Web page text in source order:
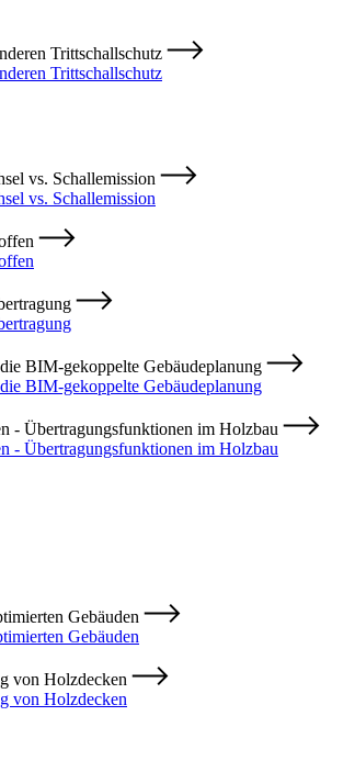
Trittschallschutz
Trittschallschutz
vs. Schallemission
vs. Schallemission
BIM-gekoppelte Gebäudeplanung
BIM-gekoppelte Gebäudeplanung
- Übertragungsfunktionen im Holzbau
- Übertragungsfunktionen im Holzbau
Gebäuden
Gebäuden
von Holzdecken
von Holzdecken